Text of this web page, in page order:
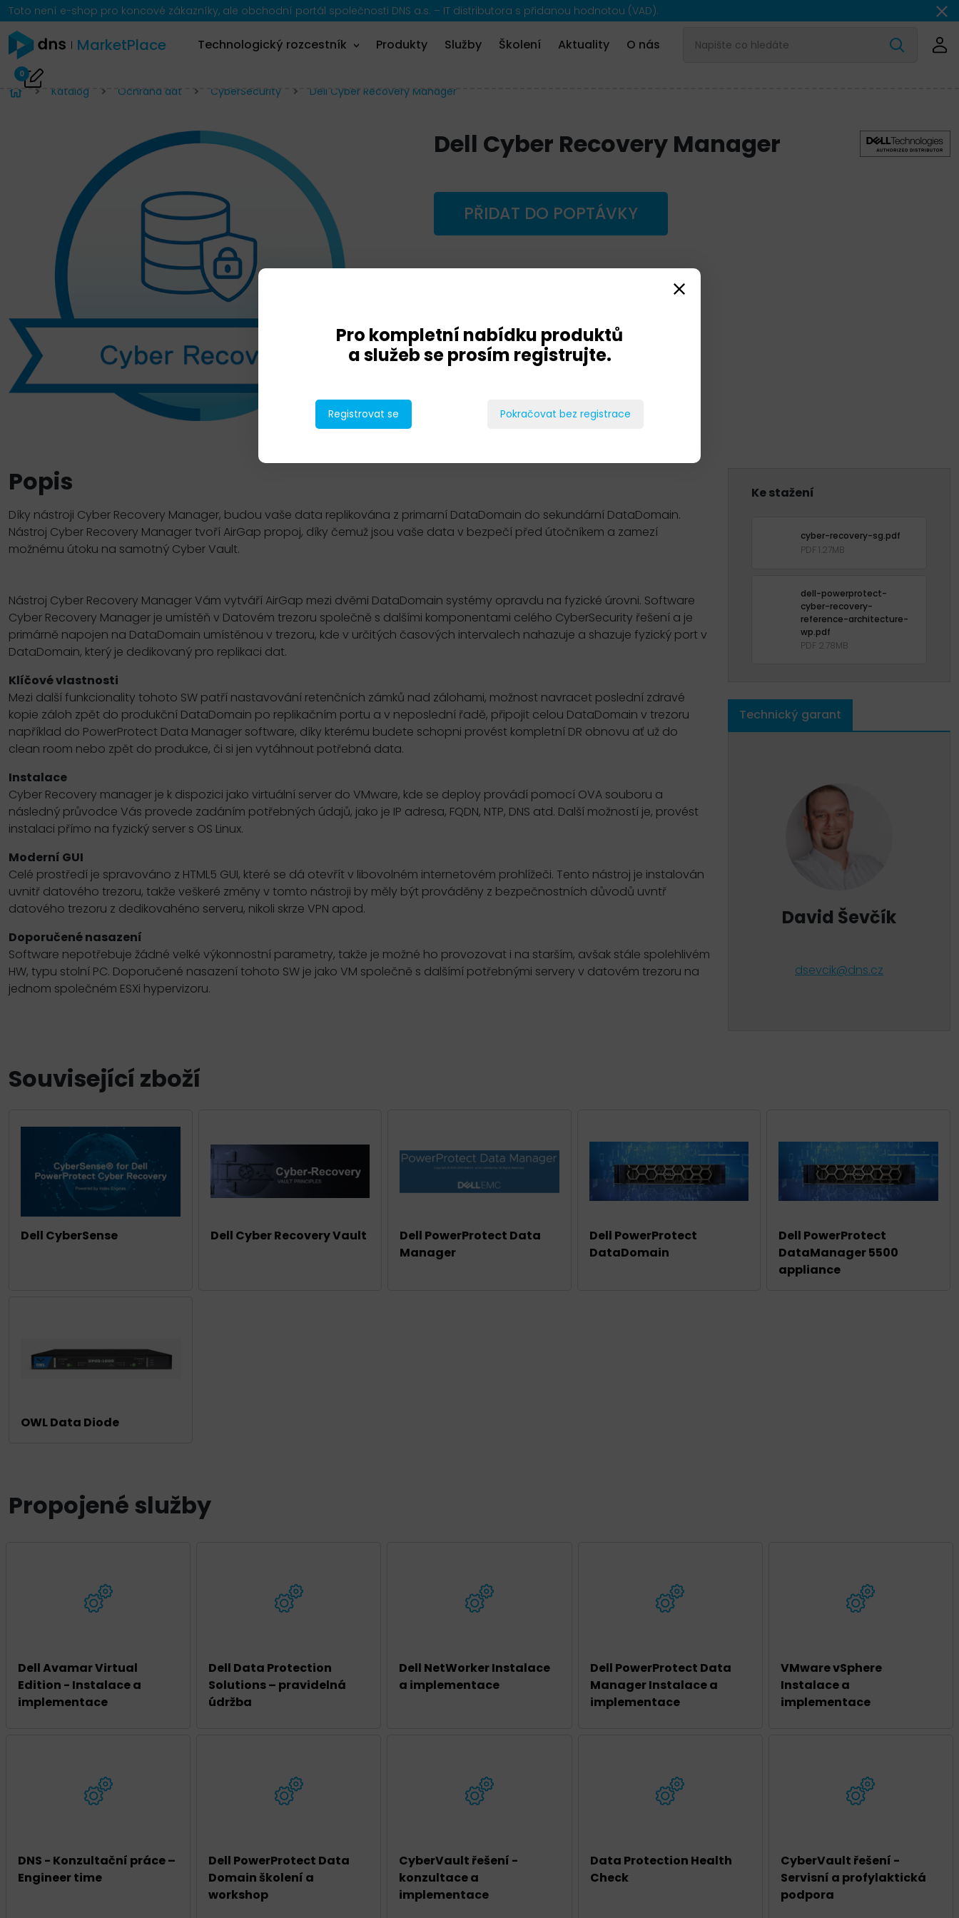
Toto není e-shop pro koncové zákazníky, ale obchodní portál společnosti DNS a.s. – IT distributora s přidanou hodnotou (VAD).
MarketPlace Technologický rozcestník Produkty Služby Školení Aktuality O nás
0
Katalog Ochrana dat CyberSecurity Dell Cyber Recovery Manager
Dell Cyber Recovery Manager
PŘIDAT DO POPTÁVKY
Popis
Díky nástroji Cyber Recovery Manager, budou vaše data replikována z primarní DataDomain do sekundární DataDomain.
Nástroj Cyber Recovery Manager tvoří AirGap propoj, díky čemuž jsou vaše data v bezpečí před útočníkem a zamezí
možnému útoku na samotný Cyber Vault.
Nástroj Cyber Recovery Manager Vám vytváří AirGap mezi dvěmi DataDomain systémy opravdu na fyzické úrovni. Software
Cyber Recovery Manager je umístěň v Datovém trezoru společně s dalšími komponentami celého CyberSecurity řešení a je
primárně napojen na DataDomain umístěnou v trezoru, kde v určitých časových intervalech nahazuje a shazuje fyzický port v
DataDomain, který je dedikovaný pro replikaci dat.
Klíčové vlastnosti
Mezi další funkcionality tohoto SW patří nastavování retenčních zámků nad zálohami, možnost navracet poslední zdravé
kopie záloh zpět do produkční DataDomain po replikačním portu a v neposlední řadě, připojit celou DataDomain v trezoru
například do PowerProtect Data Manager software, díky kterému budete schopni provést kompletní DR obnovu ať už do
clean room nebo zpět do produkce, či si jen vytáhnout potřebná data.
Instalace
Cyber Recovery manager je k dispozici jako virtuální server do VMware, kde se deploy provádí pomocí OVA souboru a
následný průvodce Vás provede zadáním potřebných údajů, jako je IP adresa, FQDN, NTP, DNS atd. Další možností je, provést
instalaci přímo na fyzický server s OS Linux.
Moderní GUI
Celé prostředí je spravováno z HTML5 GUI, které se dá otevřít v libovolném internetovém prohlížeči. Tento nástroj je instalován
uvnitř datového trezoru, takže veškeré změny v tomto nástroji by měly být prováděny z bezpečnostních důvodů uvntř
datového trezoru z dedikovahéno serveru, nikoli skrze VPN apod.
Doporučené nasazení
Software nepotřebuje žádné velké výkonnostní parametry, takže je možné ho provozovat i na starším, avšak stále spolehlivém
HW, typu stolní PC. Doporučené nasazení tohoto SW je jako VM společně s dalšímí potřebnými servery v datovém trezoru na
jednom společném ESXi hypervizoru.
Ke stažení
cyber-recovery-sg.pdf
PDF 1.27MB
dell-powerprotect-
cyber-recovery-
reference-architecture-
wp.pdf
PDF 2.78MB
Technický garant
David Ševčík
dsevcik@dns.cz
Související zboží
Dell CyberSense Dell Cyber Recovery Vault
Dell PowerProtect Data
Manager
Dell PowerProtect
DataDomain
Dell PowerProtect
DataManager 5500
appliance
OWL Data Diode
Propojené služby
Dell Avamar Virtual
Edition - Instalace a
implementace
Dell Data Protection
Solutions – pravidelná
údržba
Dell NetWorker Instalace
a implementace
Dell PowerProtect Data
Manager Instalace a
implementace
VMware vSphere
Instalace a
implementace
DNS - Konzultační práce –
Engineer time
Dell PowerProtect Data
Domain školení a
workshop
CyberVault řešení -
konzultace a
implementace
Data Protection Health
Check
CyberVault řešení -
Servisní a profylaktická
podpora
Pro kompletní nabídku produktů
a služeb se prosím registrujte.
Registrovat se Pokračovat bez registrace